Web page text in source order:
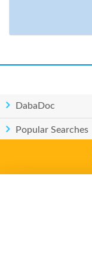
DabaDoc
Popular Searches